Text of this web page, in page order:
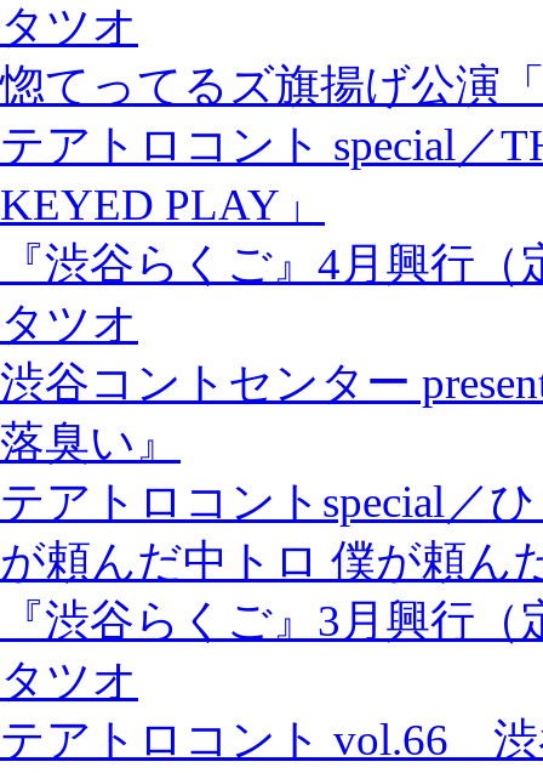
タツオ
惚てってるズ旗揚げ公演
テアトロコント special／
KEYED PLAY」
『渋谷らくご』4月興行
タツオ
渋谷コントセンター
落臭い』
テアトロコントspecial／
が頼んだ中トロ 僕が頼ん
『渋谷らくご』3月興行
タツオ
テアトロコント vol.66